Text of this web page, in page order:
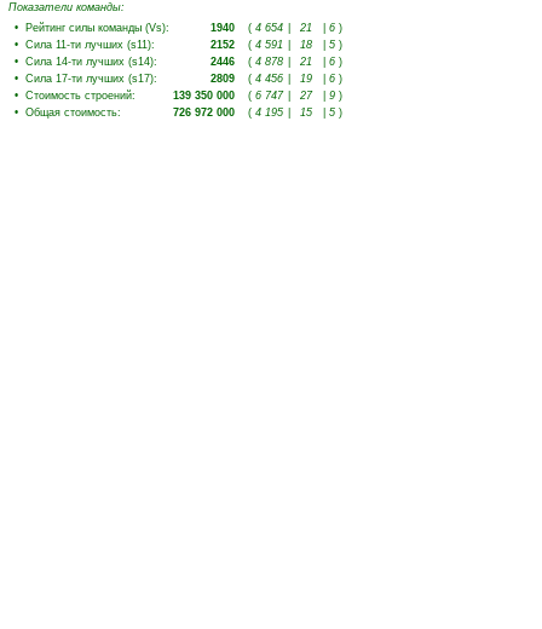
Показатели команды:
• Рейтинг силы команды (Vs): 1940 ( 4 654 21 6 )
• Сила 11-ти лучших (s11): 2152 ( 4 591 18 5 )
• Сила 14-ти лучших (s14): 2446 ( 4 878 21 6 )
• Сила 17-ти лучших (s17): 2809 ( 4 456 19 6 )
• Стоимость строений: 139 350 000 ( 6 747 27 9 )
• Общая стоимость: 726 972 000 ( 4 195 15 5 )